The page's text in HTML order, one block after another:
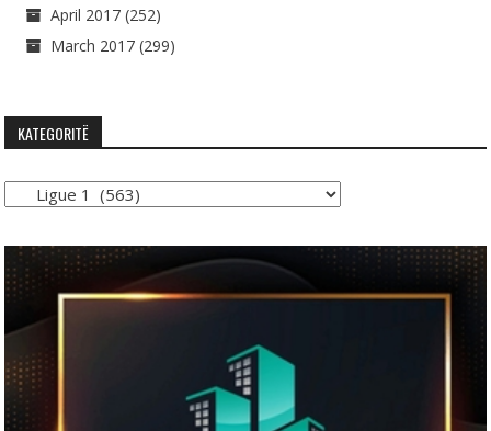
April 2017 (252)
March 2017 (299)
KATEGORITË
Kategoritë